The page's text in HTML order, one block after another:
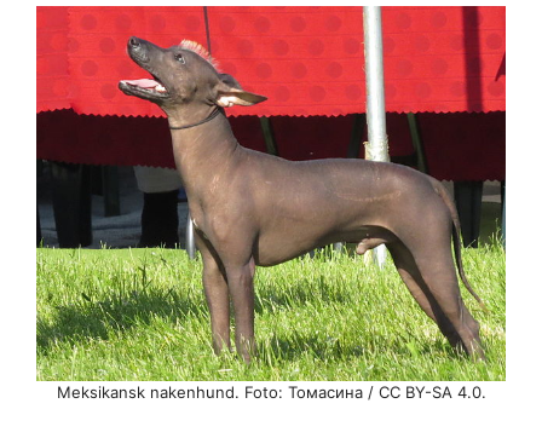
Meksikansk nakenhund. Foto: Томасина / CC BY-SA 4.0.